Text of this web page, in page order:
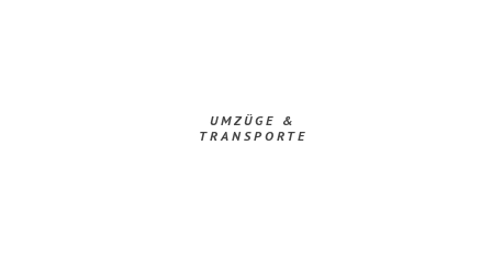
UMZÜGE &
TRANSPORTE